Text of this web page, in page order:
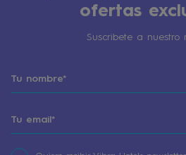
ofertas
Suscribete a nuestro